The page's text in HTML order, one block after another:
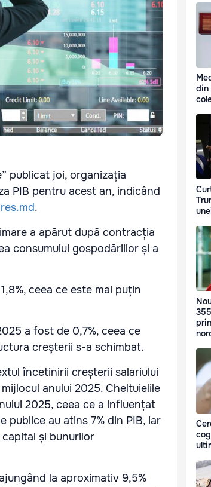
publicat joi, organizația
PIB pentru acest an, indicând
.
a apărut după contracția
consumului gospodăriilor și a
ceea ce este mai puțin
a fost de 0,7%, ceea ce
creșterii s-a schimbat.
încetinirii creșterii salariului
anului 2025. Cheltuielile
2025, ceea ce a influențat
publice au atins 7% din PIB, iar
și bunurilor
la aproximativ 9,5%
din